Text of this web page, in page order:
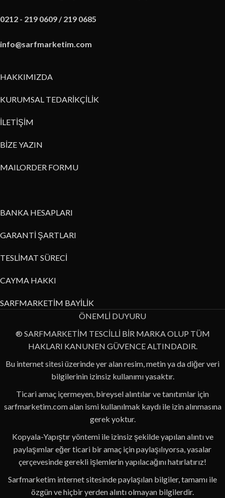
0212 - 219 0609 / 219 0685
info@sarfmarketim.com
HAKKIMIZDA
KURUMSAL TEDARİKÇİLİK
İLETİŞİM
BİZE YAZIN
MAILORDER FORMU
BANKA HESAPLARI
GARANTİ ŞARTLARI
TESLİMAT SÜRECİ
CAYMA HAKKI
SARFMARKETİM BAYİLİK
ÖNEMLİ DUYURU
® SARFMARKETİM TESCİLLİ BİR MARKA OLUP TÜM
HAKLARI KANUNEN GÜVENCE ALTINDADIR.
Bu internet sitesi üzerinde yer alan resim, metin ya da diğer veri
bilgilerinin izinsiz kullanımı yasaktır.
Ticari amaç içermeyen, bireysel alıntılar ve tanıtımlar için
sarfmarketim.com alan ismi kullanılmak kaydı ile izin alınmasına
gerek yoktur.
Kopyala-Yapıştır yöntemi ile izinsiz şekilde yapılan alıntı ve
paylaşımlar eğer ticari bir amaç için paylaşılıyorsa, yasalar
çerçevesinde gerekli işlemlerin yapılacağını hatırlatırız!
Sarfmarketim internet sitesinde paylaşılan bilgiler, tamamı ile
özgün ve hiçbir yerden alıntı olmayan bilgilerdir.